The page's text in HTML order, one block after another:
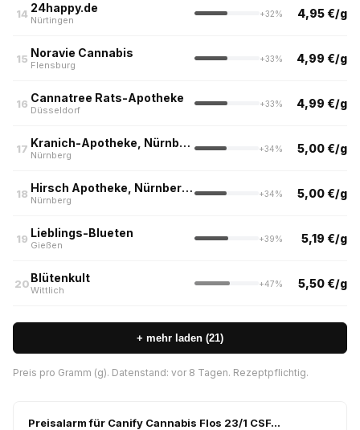
14 24happy.de
Nürtingen
+32% 4,95 €/g
15 Noravie Cannabis
Flensburg
+33% 4,99 €/g
16 Cannatree Rats-Apotheke
Düsseldorf
+33% 4,99 €/g
17 Kranich-Apotheke, Nürnberg
Nürnberg
+34% 5,00 €/g
18 Hirsch Apotheke, Nürnberg (nur Abholung)
Nürnberg
+34% 5,00 €/g
19 Lieblings-Blueten
Gießen
+39% 5,19 €/g
20Blütenkult
Wittlich
+47% 5,50 €/g
+ mehr laden (21)
Preis pro Gramm (g). Datenstand: vor 8 Tagen. Rezeptpflichtig.
Preisalarm für Canify Cannabis Flos 23/1 CSF…